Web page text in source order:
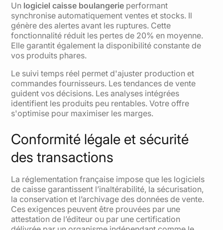
Un logiciel caisse boulangerie performant
synchronise automatiquement ventes et stocks. Il
génère des alertes avant les ruptures. Cette
fonctionnalité réduit les pertes de 20% en moyenne.
Elle garantit également la disponibilité constante de
vos produits phares.
Le suivi temps réel permet d'ajuster production et
commandes fournisseurs. Les tendances de vente
guident vos décisions. Les analyses intégrées
identifient les produits peu rentables. Votre offre
s'optimise pour maximiser les marges.
Conformité légale et sécurité
des transactions
La réglementation française impose que les logiciels
de caisse garantissent l’inaltérabilité, la sécurisation,
la conservation et l’archivage des données de vente.
Ces exigences peuvent être prouvées par une
attestation de l’éditeur ou par une certification